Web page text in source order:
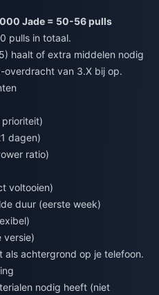
Jade = 50-56 pulls
pulls in totaal.
haalt of extra middelen nodig
overdracht van 3.X bij op.
dagen)
ratio)
voltooien)
duur (eerste week)
versie)
als achtergrond op je telefoon.
nodig heeft (niet